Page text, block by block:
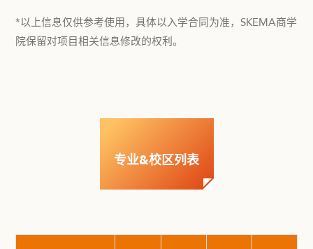
*以上信息仅供参考使用，具体以入学合同为准，SKEMA商学
院保留对项目相关信息修改的权利。
专业&校区列表